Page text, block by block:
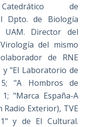
de
Dpto. de Biología
Director del
del mismo
de RNE
y "El Laboratorio de
"A Hombros de
"Marca España-A
Radio Exterior), TVE
y de El Cultural.